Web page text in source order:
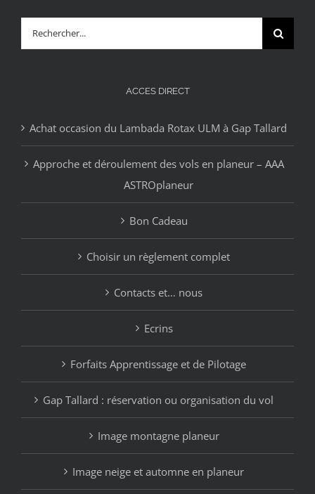
Rechercher:
ACCES DIRECT
Achat occasion du Lambada Rotax ULM à Gap Tallard
Approche et déroulement des vols en planeur – AAA
ASTROplaneur
Bon Cadeau
Choisir un règlement complet
Contacts et… nous
Ecrins
Forfaits Apprentissage et de Pilotage
Gap Tallard : réservation ou organisation du vol
Image montagne planeur
Image neige et automne en planeur